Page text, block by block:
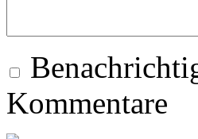
Kommentare